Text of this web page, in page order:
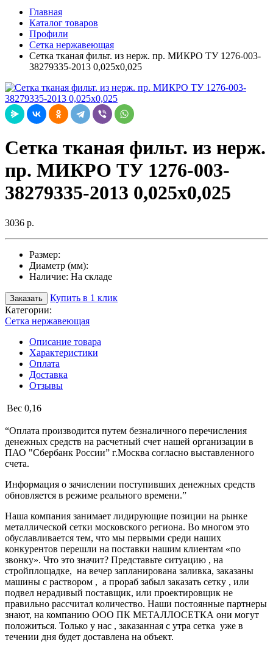
Главная
Каталог товаров
Профили
Сетка нержавеющая
Сетка тканая фильт. из нерж. пр. МИКРО ТУ 1276-003-
38279335-2013 0,025х0,025
Сетка тканая фильт. из нерж.
пр. МИКРО ТУ 1276-003-
38279335-2013 0,025х0,025
3036 р.
Размер:
Диаметр (мм):
Наличие: На складе
Заказать
Купить в 1 клик
Категории:
Сетка нержавеющая
Описание товара
Характеристики
Оплата
Доставка
Отзывы
Вес 0,16
“Оплата производится путем безналичного перечисления
денежных средств на расчетный счет нашей организации в
ПАО "Сбербанк России” г.Москва согласно выставленного
счета.
Информация о зачислении поступивших денежных средств
обновляется в режиме реального времени.”
Наша компания занимает лидирующие позиции на рынке
металлической сетки московского региона. Во многом это
обуславливается тем, что мы первыми среди наших
конкурентов перешли на поставки нашим клиентам «по
звонку». Что это значит? Представьте ситуацию , на
стройплощадке, на вечер запланирована заливка, заказаны
машины с раствором , а прораб забыл заказать сетку , или
подвел нерадивый поставщик, или проектировщик не
правильно рассчитал количество. Наши постоянные партнеры
знают, на компанию ООО ПК МЕТАЛЛОСЕТКА они могут
положиться. Только у нас , заказанная с утра сетка уже в
течении дня будет доставлена на объект.